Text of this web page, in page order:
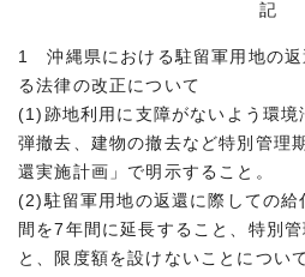
記
1 沖縄県における駐留軍用地の返
る法律の改正について
(1)跡地利用に支障がないよう環境
弾撤去、建物の撤去など特別管理
還実施計画」で明示すること。
(2)駐留軍用地の返還に際しての給
間を7年間に延長すること、特別
と、限度額を設けないことについ